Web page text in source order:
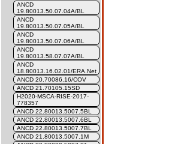
ANCD
19.80013.50.07.04A/BL
ANCD
19.80013.50.07.05A/BL
ANCD
19.80013.50.07.06A/BL
ANCD
19.80013.58.07.07A/BL
ANCD
18.80013.16.02.01/ERA.Net
ANCD 20.70086.16/COV
ANCD 21.70105.15SD
H2020-MSCA-RISE-2017-
778357
ANCD 22.80013.5007.5BL
ANCD 22.80013.5007.6BL
ANCD 22.80013.5007.7BL
ANCD 21.80013.5007.1M